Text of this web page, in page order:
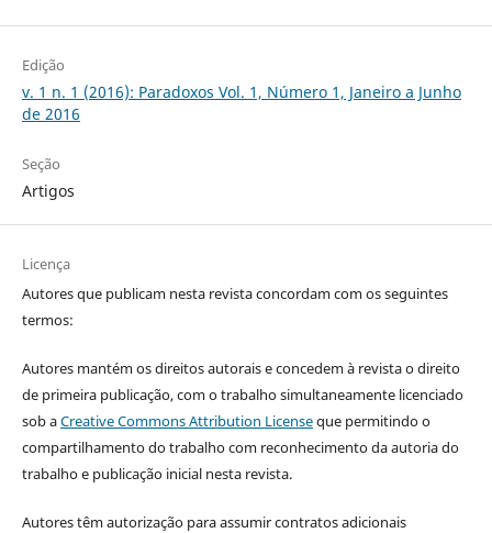
Edição
v. 1 n. 1 (2016): Paradoxos Vol. 1, Número 1, Janeiro a Junho
de 2016
Seção
Artigos
Licença
Autores que publicam nesta revista concordam com os seguintes
termos:
Autores mantém os direitos autorais e concedem à revista o direito
de primeira publicação, com o trabalho simultaneamente licenciado
sob aCreative Commons Attribution Licenseque permitindo o
compartilhamento do trabalho com reconhecimento da autoria do
trabalho e publicação inicial nesta revista.
Autores têm autorização para assumir contratos adicionais